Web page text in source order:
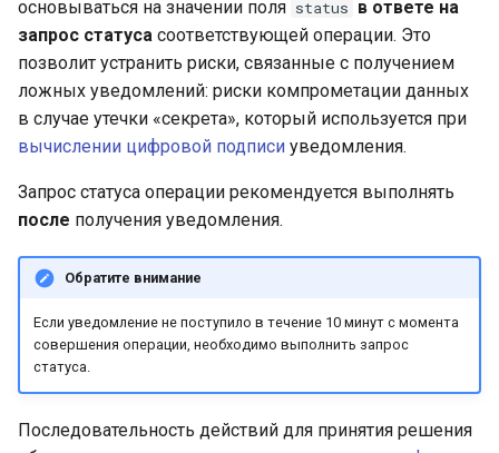
и
я
п
с
к
аутентификации
Подтверждение платежа
Получение информации
подтверждении платежа
Создание QR-кода для
Оплата токеном СБП
основываться на значении поля status в ответе на
запрос статуса соответствующей операции. Это
позволит устранить риски, связанные с получением
ложных уведомлений: риски компрометации данных
в случае утечки «секрета», который используется при
вычислении цифровой подписи уведомления.
Запрос статуса операции рекомендуется выполнять
после получения уведомления.
Обратите внимание
Если уведомление не поступило в течение 10 минут с момента
совершения операции, необходимо выполнить запрос
статуса.
Последовательность действий для принятия решения